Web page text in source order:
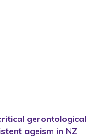
gerontological
ageism in NZ